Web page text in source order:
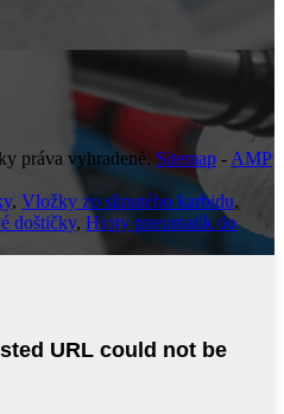
práva vyhradené. Sitemap - AMP
, Vložky zo slinutého karbidu,
doštičky, Hroty pneumatík do